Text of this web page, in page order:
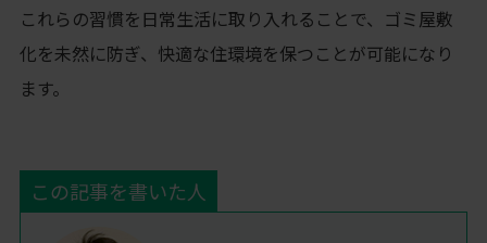
これらの習慣を日常生活に取り入れることで、ゴミ屋敷
化を未然に防ぎ、快適な住環境を保つことが可能になり
ます。
この記事を書いた人